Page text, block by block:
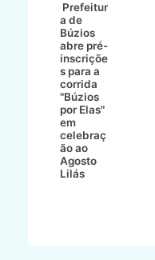
Prefeitur
a de
Búzios
abre pré-
inscriçõe
s para a
corrida
"Búzios
por Elas"
em
celebraç
ão ao
Agosto
Lilás